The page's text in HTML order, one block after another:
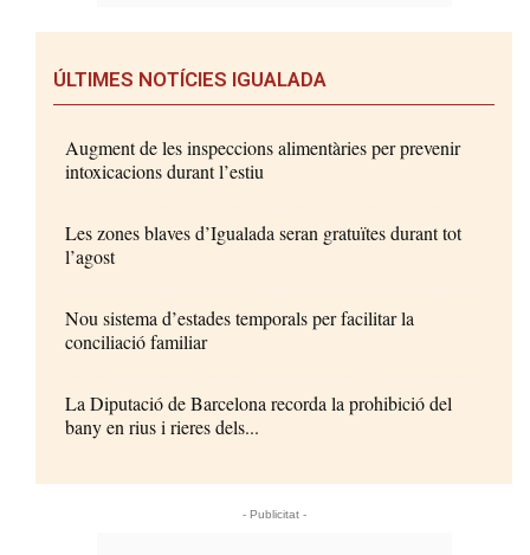
ÚLTIMES NOTÍCIES IGUALADA
Augment de les inspeccions alimentàries per prevenir
intoxicacions durant l’estiu
Les zones blaves d’Igualada seran gratuïtes durant tot
l’agost
Nou sistema d’estades temporals per facilitar la
conciliació familiar
La Diputació de Barcelona recorda la prohibició del
bany en rius i rieres dels...
- Publicitat -